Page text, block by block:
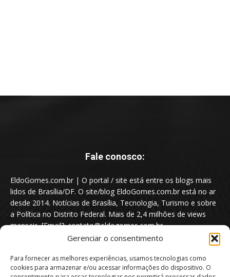
Gerenciar o consentimento
Para fornecer as melhores experiências, usamos tecnologias como
cookies para armazenar e/ou acessar informações do dispositivo. O
Fale conosco:
EldoGomes.com.br | O portal / site está entre os blogs mais
lidos de Brasília/DF. O site/blog EldoGomes.com.br está no ar
desde 2014. Notícias de Brasília, Tecnologia, Turismo e sobre
a Política no Distrito Federal. Mais de 2,4 milhões de views
mensais. [Email]: contato@eldogomes.com.br